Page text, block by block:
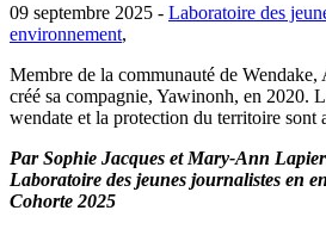
09 septembre 2025 - Laboratoire des
environnement,
Membre de la communauté de
créé sa compagnie, Yawinonh, en 2020.
wendate et la protection du territoire sont
Par Sophie Jacques et Mary-Ann
Laboratoire des jeunes journalistes en
Cohorte 2025